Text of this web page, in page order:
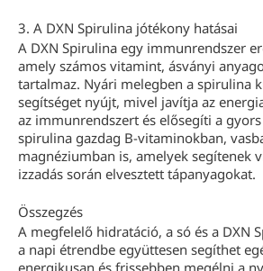
3. A DXN Spirulina jótékony hatásai
A DXN Spirulina egy immunrendszer
amely számos vitamint, ásványi
tartalmaz. Nyári melegben a spirulina
segítséget nyújt, mivel javítja az
az immunrendszert és elősegíti a
spirulina gazdag B-vitaminokban,
magnéziumban is, amelyek segítenek
izzadás során elvesztett tápanyagokat.
Összegzés
A megfelelő hidratáció, a só és a DXN
a napi étrendbe együttesen segíthet
energikusan és frissebben megélni a